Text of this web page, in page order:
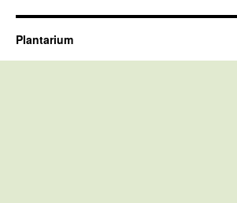
Plantarium